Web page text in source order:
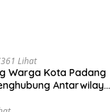
Lihat
Warga Kota Padang
Antarwilayah